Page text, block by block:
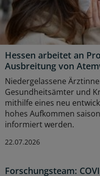
Hessen arbeitet an
Ausbreitung von
Niedergelassene
Gesundheitsämter und
mithilfe eines neu
hohes Aufkommen
informiert werden.
22.07.2026
Forschungsteam: